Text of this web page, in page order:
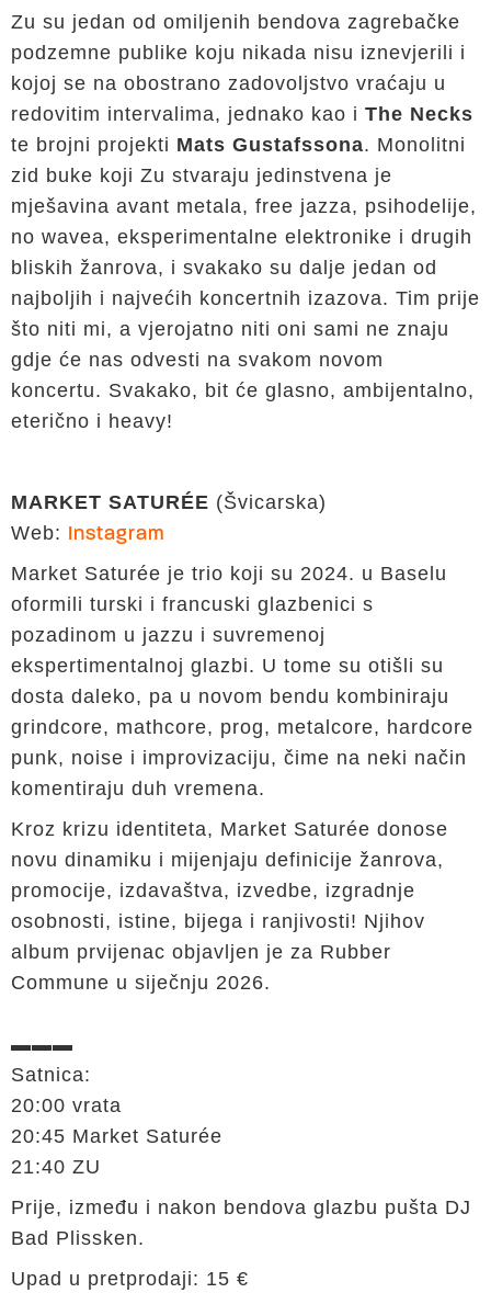
Zu su jedan od omiljenih bendova zagrebačke
podzemne publike koju nikada nisu iznevjerili i
kojoj se na obostrano zadovoljstvo vraćaju u
redovitim intervalima, jednako kao i The Necks
te brojni projekti Mats Gustafssona. Monolitni
zid buke koji Zu stvaraju jedinstvena je
mješavina avant metala, free jazza, psihodelije,
no wavea, eksperimentalne elektronike i drugih
bliskih žanrova, i svakako su dalje jedan od
najboljih i najvećih koncertnih izazova. Tim prije
što niti mi, a vjerojatno niti oni sami ne znaju
gdje će nas odvesti na svakom novom
koncertu. Svakako, bit će glasno, ambijentalno,
eterično i heavy!
MARKET SATURÉE (Švicarska)
Web: Instagram
Market Saturée je trio koji su 2024. u Baselu
oformili turski i francuski glazbenici s
pozadinom u jazzu i suvremenoj
ekspertimentalnoj glazbi. U tome su otišli su
dosta daleko, pa u novom bendu kombiniraju
grindcore, mathcore, prog, metalcore, hardcore
punk, noise i improvizaciju, čime na neki način
komentiraju duh vremena.
Kroz krizu identiteta, Market Saturée donose
novu dinamiku i mijenjaju definicije žanrova,
promocije, izdavaštva, izvedbe, izgradnje
osobnosti, istine, bijega i ranjivosti! Njihov
album prvijenac objavljen je za Rubber
Commune u siječnju 2026.
▬▬▬
Satnica:
20:00 vrata
20:45 Market Saturée
21:40 ZU
Prije, između i nakon bendova glazbu pušta DJ
Bad Plissken.
Upad u pretprodaji: 15 €